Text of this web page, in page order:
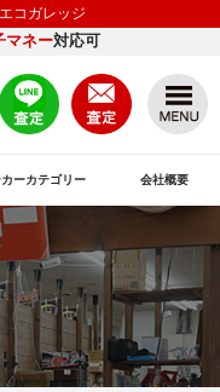
コガレッジ
マネー対応可
ーカテゴリー 会社概要